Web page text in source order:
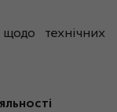
технічних